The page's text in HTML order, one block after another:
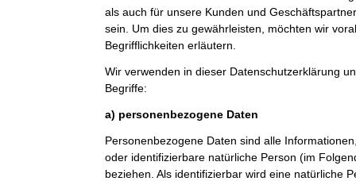
als auch für unsere Kunden und
sein. Um dies zu gewährleisten, möchten wir
Begrifflichkeiten erläutern.
Wir verwenden in dieser Datenschutzerklärung
Begriffe:
a) personenbezogene Daten
Personenbezogene Daten sind alle
oder identifizierbare natürliche Person (im
beziehen. Als identifizierbar wird eine natürliche